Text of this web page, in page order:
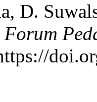
D.
Forum